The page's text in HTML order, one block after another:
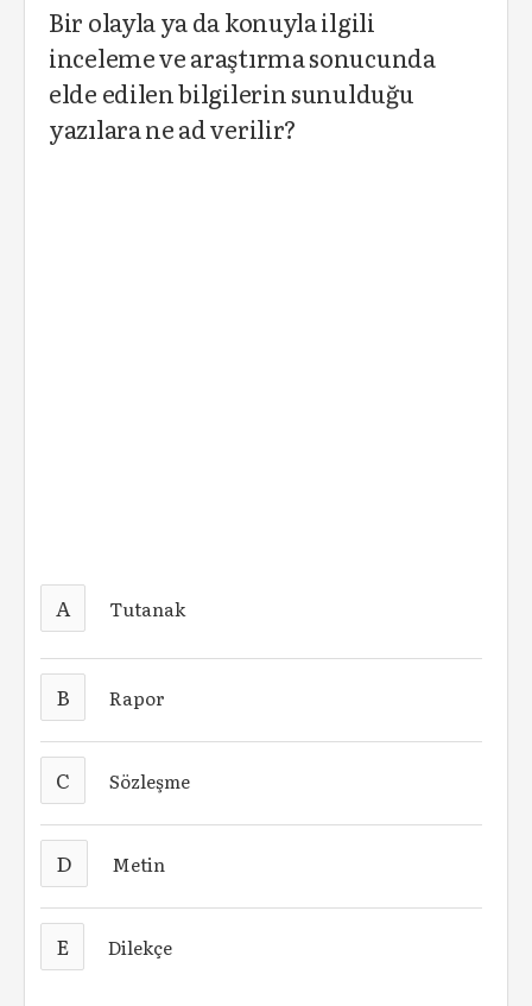
Bir olayla ya da konuyla ilgili
inceleme ve araştırma sonucunda
elde edilen bilgilerin sunulduğu
yazılara ne ad verilir?
A Tutanak
B Rapor
C Sözleşme
D Metin
E Dilekçe